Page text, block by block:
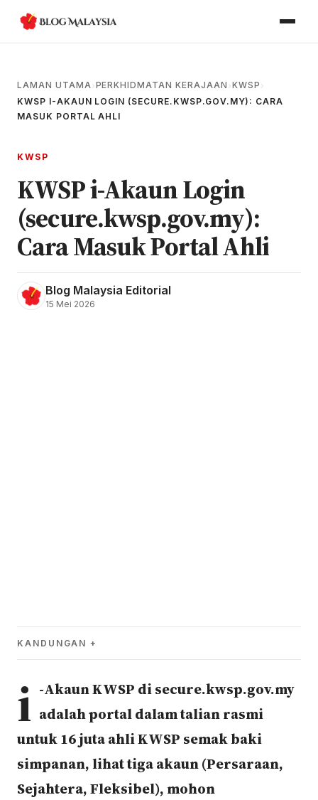
LAMAN UTAMA› PERKHIDMATAN KERAJAAN › KWSP ›
KWSP I-AKAUN LOGIN (SECURE.KWSP.GOV.MY): CARA
MASUK PORTAL AHLI
KWSP
KWSP i-Akaun Login
(secure.kwsp.gov.my):
Cara Masuk Portal Ahli
Blog Malaysia Editorial
15 Mei 2026
KANDUNGAN
i -Akaun KWSP di secure.kwsp.gov.my
adalah portal dalam talian rasmi
untuk 16 juta ahli KWSP semak baki
simpanan, lihat tiga akaun (Persaraan,
Sejahtera, Fleksibel), mohon